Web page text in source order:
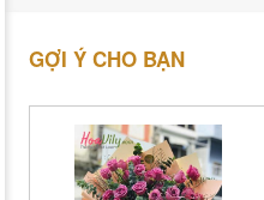
GỢI Ý CHO BẠN